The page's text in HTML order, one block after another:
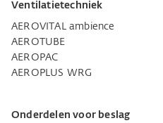
Ventilatietechniek
AEROVITAL ambience
AEROTUBE
AEROPAC
AEROPLUS WRG
Onderdelen voor beslag